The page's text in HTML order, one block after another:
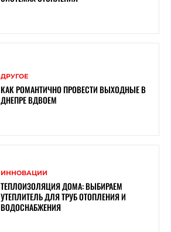
ДРУГОЕ
КАК РОМАНТИЧНО ПРОВЕСТИ ВЫХОДНЫЕ В
ДНЕПРЕ ВДВОЕМ
ИННОВАЦИИ
ТЕПЛОИЗОЛЯЦИЯ ДОМА: ВЫБИРАЕМ
УТЕПЛИТЕЛЬ ДЛЯ ТРУБ ОТОПЛЕНИЯ И
ВОДОСНАБЖЕНИЯ